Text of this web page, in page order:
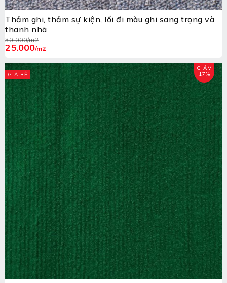
Thảm ghi, thảm sự kiện, lối đi màu ghi sang trọng và
thanh nhã
30.000/m2
25.000/m2
GIÁ RẺ
GIẢM
17%